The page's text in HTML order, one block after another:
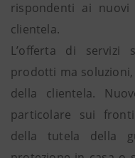
rispondenti ai
clientela.
L’offerta di servizi
prodotti ma
della clientela.
particolare sui
della tutela della